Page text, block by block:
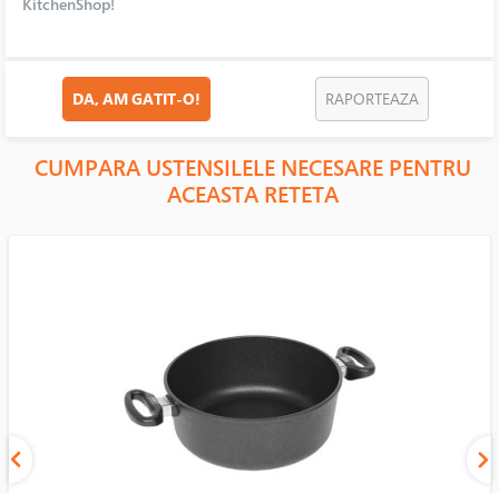
DA, AM GATIT-O! RAPORTEAZA
CUMPARA USTENSILELE NECESARE PENTRU
ACEASTA RETETA